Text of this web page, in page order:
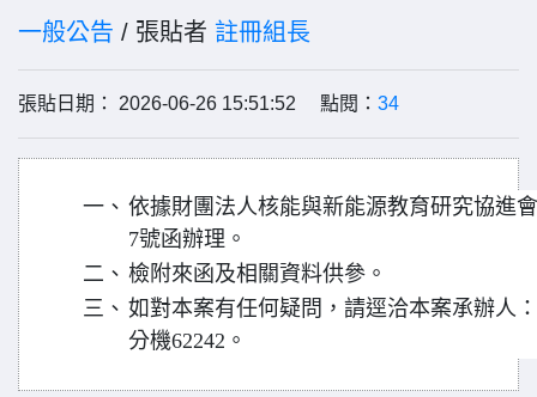
一般公告 / 張貼者 註冊組長
張貼日期： 2026-06-26 15:51:52 點閱： 34
一、 依據財團法人核能與新能源教育研究協進
7號函辦理。
二、 檢附來函及相關資料供參。
三、 如對本案有任何疑問，請逕洽本案承辦人
分機62242。